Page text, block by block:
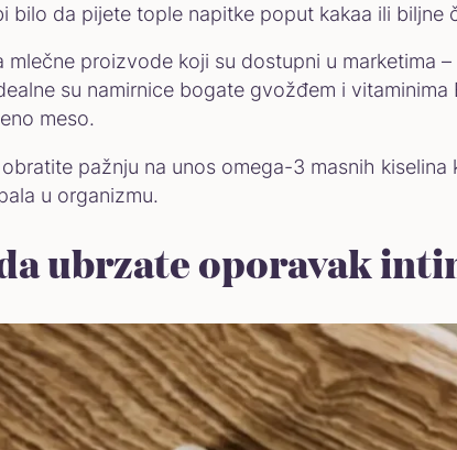
bilo da pijete tople napitke poput kakaa ili biljne
mlečne proizvode koji su dostupni u marketima
su namirnice bogate gvožđem i
meso.
pažnju na unos omega-3 masnih
u organizmu.
ubrzate oporavak